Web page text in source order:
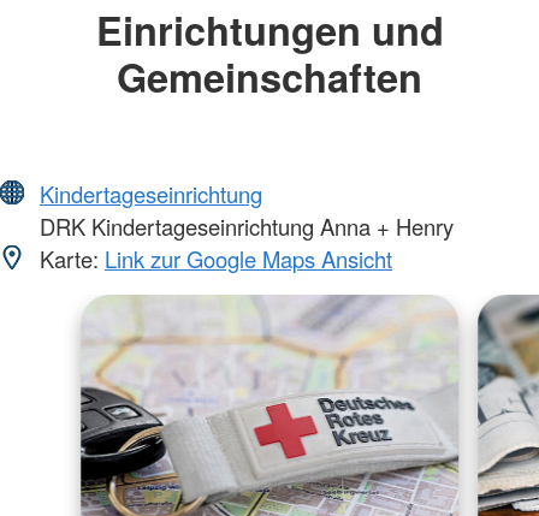
Einrichtungen und
Gemeinschaften
Kindertageseinrichtung
DRK Kindertageseinrichtung Anna + Henry
Karte: Link zur Google Maps Ansicht